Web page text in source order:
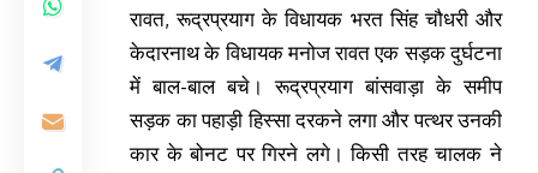
रावत, रूद्रप्रयाग के विधायक भरत सिंह चौधरी और
केदारनाथ के विधायक मनोज रावत एक सड़क दुर्घटना
में बाल-बाल बचे। रूद्रप्रयाग बांसवाड़ा के समीप
सड़क का पहाड़ी हिस्सा दरकने लगा और पत्थर उनकी
कार के बोनट पर गिरने लगे। किसी तरह चालक ने